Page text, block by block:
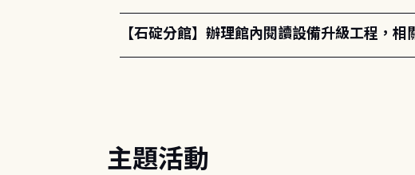
【石碇分館】辦理館內閱讀設備升級工程，相
主題活動